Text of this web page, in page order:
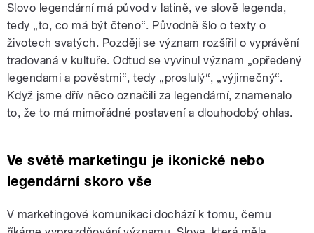
Slovo legendární má původ v latině, ve slově legenda,
tedy „to, co má být čteno“. Původně šlo o texty o
životech svatých. Později se význam rozšířil o vyprávění
tradovaná v kultuře. Odtud se vyvinul význam „opředený
legendami a pověstmi“, tedy „proslulý“, „výjimečný“.
Když jsme dřív něco označili za legendární, znamenalo
to, že to má mimořádné postavení a dlouhodobý ohlas.
Ve světě marketingu je ikonické nebo
legendární skoro vše
V marketingové komunikaci dochází k tomu, čemu